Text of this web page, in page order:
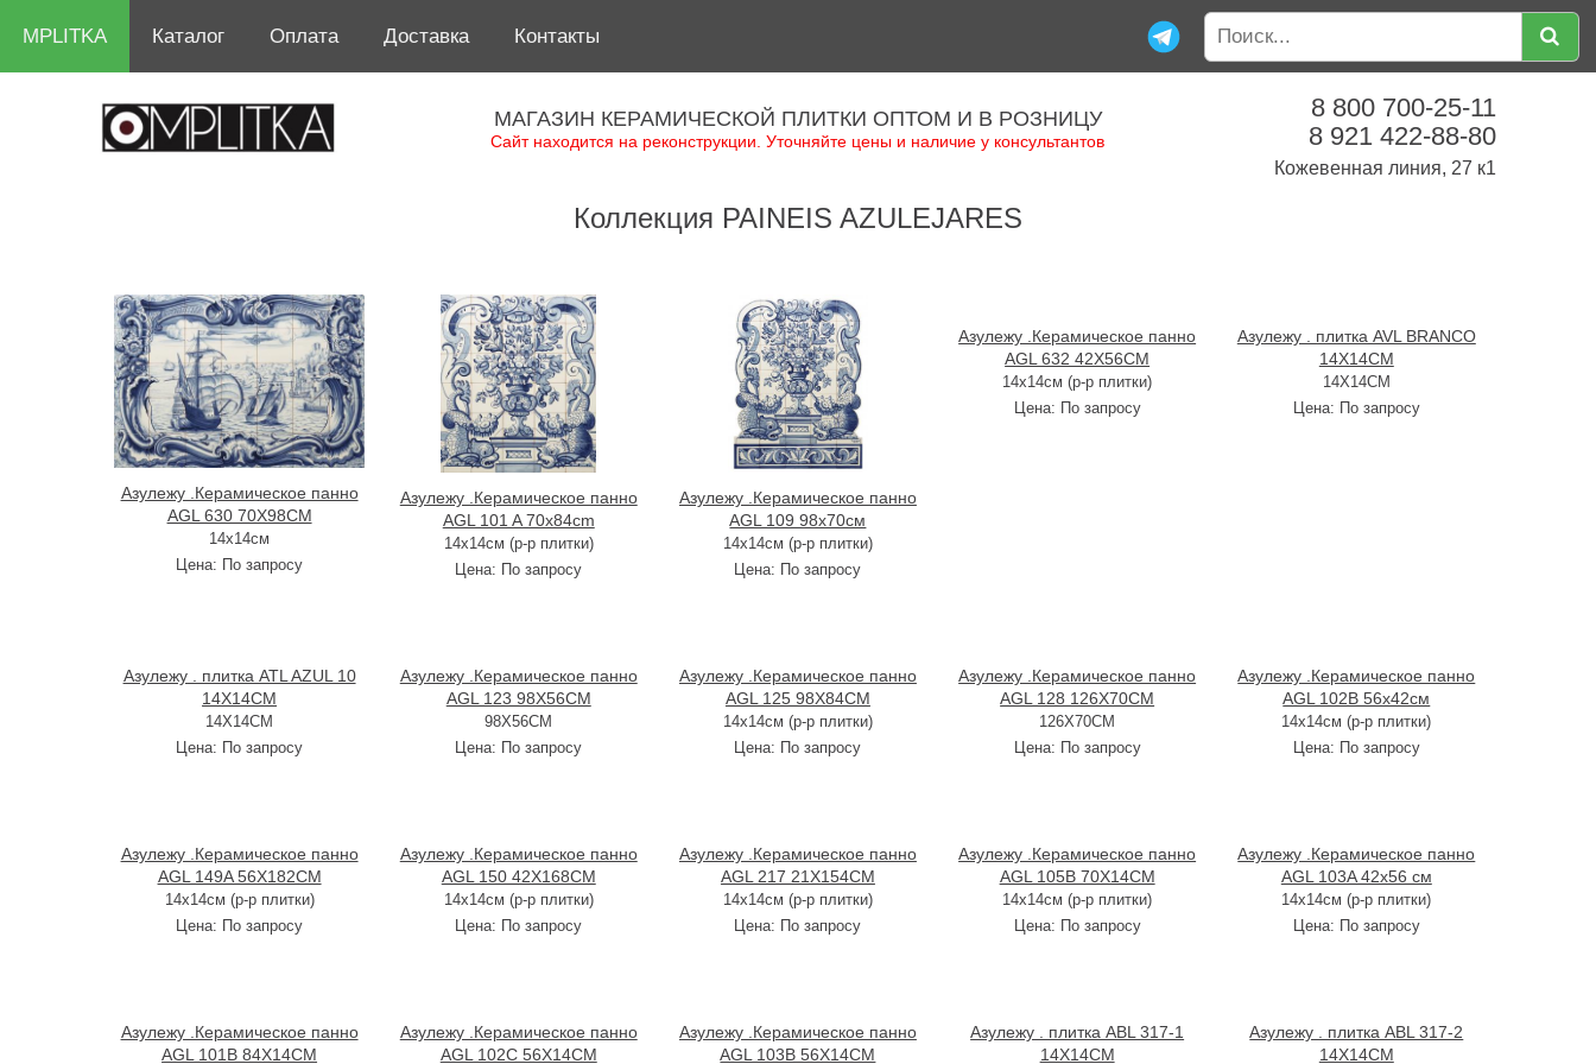
MPLITKA Каталог Оплата Доставка Контакты
МАГАЗИН КЕРАМИЧЕСКОЙ ПЛИТКИ ОПТОМ И В РОЗНИЦУ
Сайт находится на реконструкции. Уточняйте цены и наличие у консультантов
8 800 700-25-11
8 921 422-88-80
Кожевенная линия, 27 к1
Коллекция PAINEIS AZULEJARES
Азулежу .Керамическое панно
AGL 630 70X98CM
14х14см
Цена: По запросу
Азулежу .Керамическое панно
AGL 101 A 70x84cm
14х14см (р-р плитки)
Цена: По запросу
Азулежу .Керамическое панно
AGL 109 98х70см
14х14см (р-р плитки)
Цена: По запросу
Азулежу .Керамическое панно
AGL 632 42X56CM
14х14см (р-р плитки)
Цена: По запросу
Азулежу . плитка AVL BRANCO
14X14CM
14X14CM
Цена: По запросу
Азулежу . плитка ATL AZUL 10
14X14CM
14X14CM
Цена: По запросу
Азулежу .Керамическое панно
AGL 123 98X56CM
98X56CM
Цена: По запросу
Азулежу .Керамическое панно
AGL 125 98X84CM
14х14см (р-р плитки)
Цена: По запросу
Азулежу .Керамическое панно
AGL 128 126X70CM
126X70CM
Цена: По запросу
Азулежу .Керамическое панно
AGL 102B 56х42см
14х14см (р-р плитки)
Цена: По запросу
Азулежу .Керамическое панно
AGL 149A 56X182CM
14х14см (р-р плитки)
Цена: По запросу
Азулежу .Керамическое панно
AGL 150 42X168CM
14х14см (р-р плитки)
Цена: По запросу
Азулежу .Керамическое панно
AGL 217 21X154CM
14х14см (р-р плитки)
Цена: По запросу
Азулежу .Керамическое панно
AGL 105B 70X14CM
14х14см (р-р плитки)
Цена: По запросу
Азулежу .Керамическое панно
AGL 103A 42х56 см
14х14см (р-р плитки)
Цена: По запросу
Азулежу .Керамическое панно
AGL 101B 84X14CM
Азулежу .Керамическое панно
AGL 102C 56X14CM
Азулежу .Керамическое панно
AGL 103B 56X14CM
Азулежу . плитка ABL 317-1
14X14CM
Азулежу . плитка ABL 317-2
14X14CM